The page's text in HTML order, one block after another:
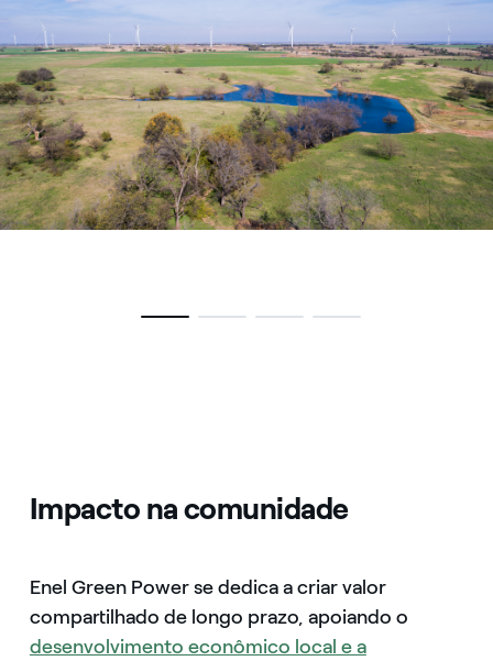
Impacto na comunidade
Enel Green Power se dedica a criar valor
compartilhado de longo prazo, apoiando o
desenvolvimento econômico local e a